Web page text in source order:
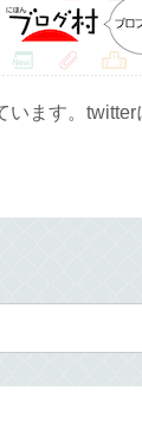
います。twitter